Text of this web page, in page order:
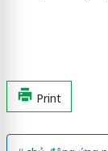
Print